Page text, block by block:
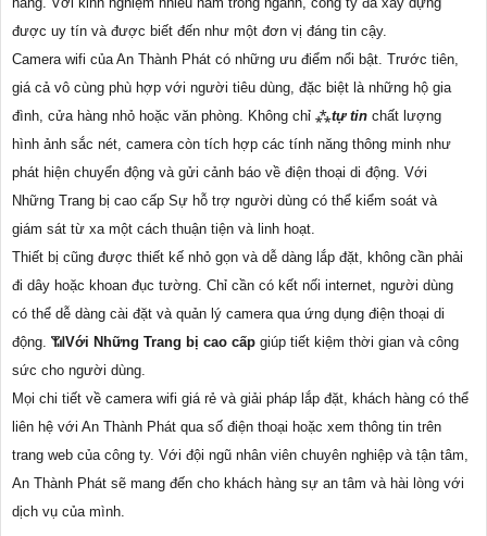
được uy tín và được biết đến như một đơn vị đáng tin cậy.
Camera wifi của An Thành Phát có những ưu điểm nổi bật. Trước tiên,
giá cả vô cùng phù hợp với người tiêu dùng, đặc biệt là những hộ gia
đình, cửa hàng nhỏ hoặc văn phòng. Không chỉ ⁂tự tin chất lượng
hình ảnh sắc nét, camera còn tích hợp các tính năng thông minh như
phát hiện chuyển động và gửi cảnh báo về điện thoại di động. Với
Những Trang bị cao cấp Sự hỗ trợ người dùng có thể kiểm soát và
giám sát từ xa một cách thuận tiện và linh hoạt.
Thiết bị cũng được thiết kế nhỏ gọn và dễ dàng lắp đặt, không cần phải
đi dây hoặc khoan đục tường. Chỉ cần có kết nối internet, người dùng
có thể dễ dàng cài đặt và quản lý camera qua ứng dụng điện thoại di
động. 📶Với Những Trang bị cao cấp giúp tiết kiệm thời gian và công
sức cho người dùng.
Mọi chi tiết về camera wifi giá rẻ và giải pháp lắp đặt, khách hàng có thể
liên hệ với An Thành Phát qua số điện thoại hoặc xem thông tin trên
trang web của công ty. Với đội ngũ nhân viên chuyên nghiệp và tận tâm,
An Thành Phát sẽ mang đến cho khách hàng sự an tâm và hài lòng với
dịch vụ của mình.